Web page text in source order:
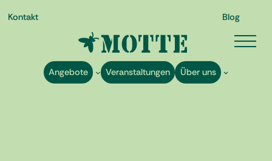
Kontakt Blog
Angebote Veranstaltungen Über uns